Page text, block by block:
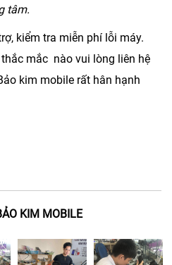
tâm.
kiểm tra miễn phí lỗi máy.
mắc nào vui lòng liên hệ
kim mobile rất hân hạnh
KIM MOBILE